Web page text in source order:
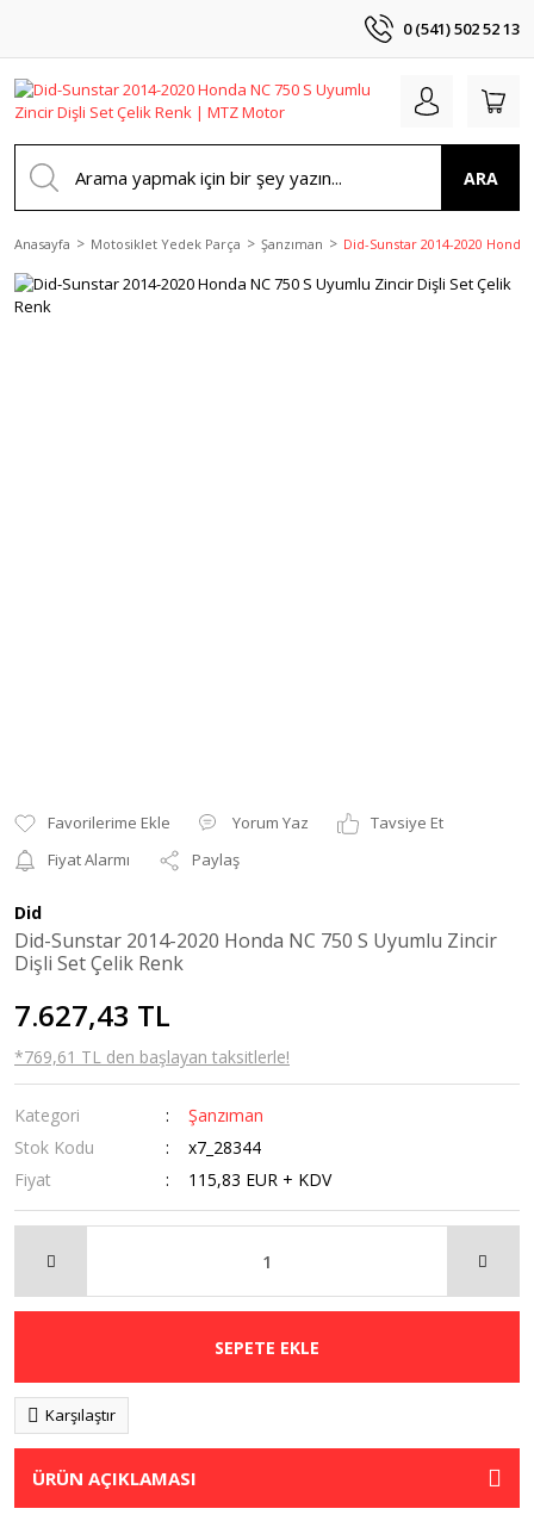
0 (541) 502 52 13
ARA
Anasayfa Motosiklet Yedek Parça Şanzıman Did-Sunstar 2014-2020
Yorum Yaz
Tavsiye Et
Fiyat Alarmı
Paylaş
Did
Did-Sunstar 2014-2020 Honda NC 750 S Uyumlu Zincir
Dişli Set Çelik Renk
7.627,43 TL
*769,61 TL den başlayan taksitlerle!
Kategori
Şanzıman
Stok Kodu
x7_28344
Fiyat
115,83 EUR + KDV
SEPETE EKLE
Karşılaştır
ÜRÜN AÇIKLAMASI